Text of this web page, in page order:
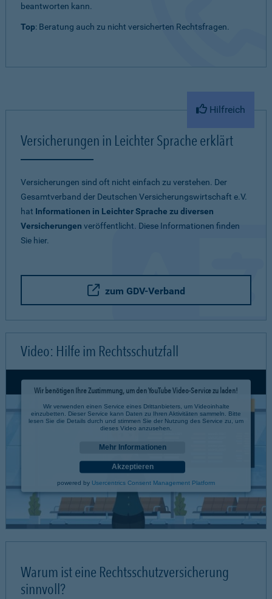
beantworten kann.
Top: Beratung auch zu nicht versicherten Rechtsfragen.
Hilfreich
Versicherungen in Leichter Sprache erklärt
Versicherungen sind oft nicht einfach zu verstehen. Der
Gesamtverband der Deutschen Versicherungswirtschaft e.V.
hat Informationen in Leichter Sprache zu diversen
Versicherungen veröffentlicht. Diese Informationen finden
Sie hier.
zum GDV-Verband
Video: Hilfe im Rechtsschutzfall
Wir benötigen Ihre Zustimmung, um den YouTube Video-Service zu laden!
Wir verwenden einen Service eines Drittanbieters, um Videoinhalte
einzubetten. Dieser Service kann Daten zu Ihren Aktivitäten sammeln. Bitte
lesen Sie die Details durch und stimmen Sie der Nutzung des Service zu, um
dieses Video anzusehen.
Mehr Informationen
Akzeptieren
powered by Usercentrics Consent Management Platform
Warum ist eine Rechtsschutzversicherung
sinnvoll?